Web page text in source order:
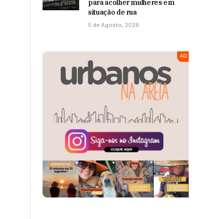
para acolher mulheres em
situação de rua
5 de Agosto, 2026